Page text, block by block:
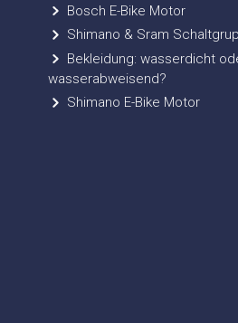
Bosch E-Bike Motor
Shimano & Sram
Bekleidung: wasserdicht
wasserabweisend?
Shimano E-Bike Motor